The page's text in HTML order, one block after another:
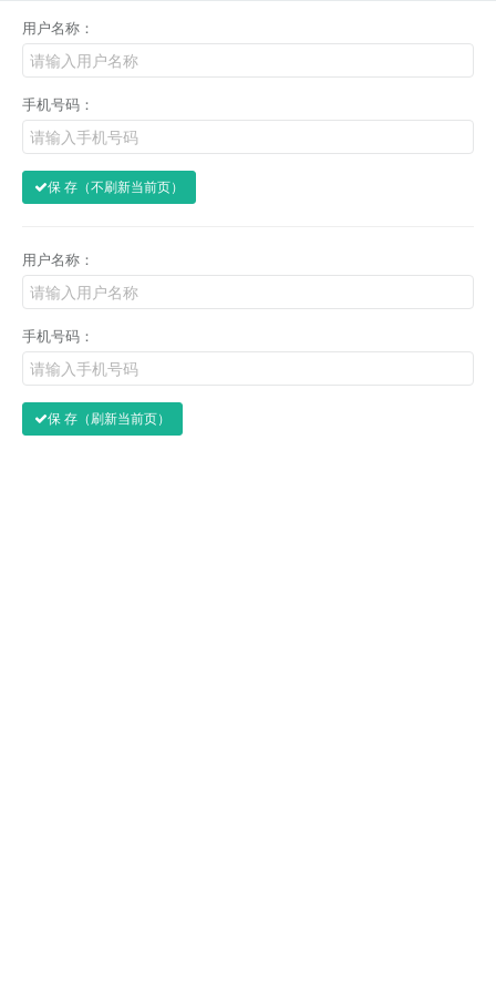
用户名称：
手机号码：
保 存（不刷新当前页）
用户名称：
手机号码：
保 存（刷新当前页）